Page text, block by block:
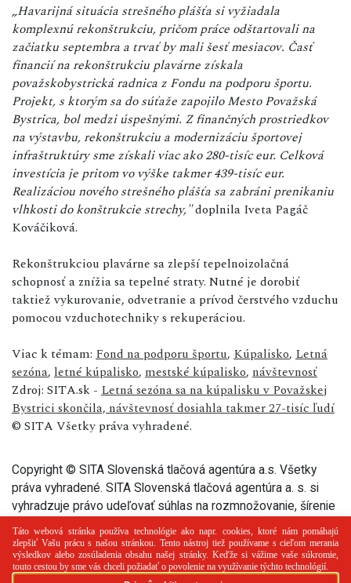
„Havarijná situácia strešného plášťa si vyžiadala
komplexnú rekonštrukciu, pričom práce odštartovali na
začiatku septembra a trvať by mali šesť mesiacov. Časť
financií na rekonštrukciu plavárne získala
považskobystrická radnica z Fondu na podporu športu.
Projekt, s ktorým sa do súťaže zapojilo Mesto Považská
Bystrica, bol medzi úspešnými. Z finančných prostriedkov
na výstavbu, rekonštrukciu a modernizáciu športovej
infraštruktúry sme získali viac ako 280-tisíc eur. Celková
investícia je pritom vo výške takmer 439-tisíc eur.
Realizáciou nového strešného plášťa sa zabráni prenikaniu
vlhkosti do konštrukcie strechy,"doplnila Iveta Pagáč
Kováčiková.
Rekonštrukciou plavárne sa zlepší tepelnoizolačná
schopnosť a znížia sa tepelné straty. Nutné je dorobiť
taktiež vykurovanie, odvetranie a prívod čerstvého vzduchu
pomocou vzduchotechniky s rekuperáciou.
Viac k témam: Fond na podporu športu, Kúpalisko, Letná
sezóna, letné kúpalisko, mestské kúpalisko, návštevnosť
Zdroj: SITA.sk - Letná sezóna sa na kúpalisku v Považskej
Bystrici skončila, návštevnosť dosiahla takmer 27-tisíc ľudí
© SITA Všetky práva vyhradené.
Copyright © SITA Slovenská tlačová agentúra a.s. Všetky
práva vyhradené. SITA Slovenská tlačová agentúra a. s. si
vyhradzuje právo udeľovať súhlas na rozmnožovanie, šírenie